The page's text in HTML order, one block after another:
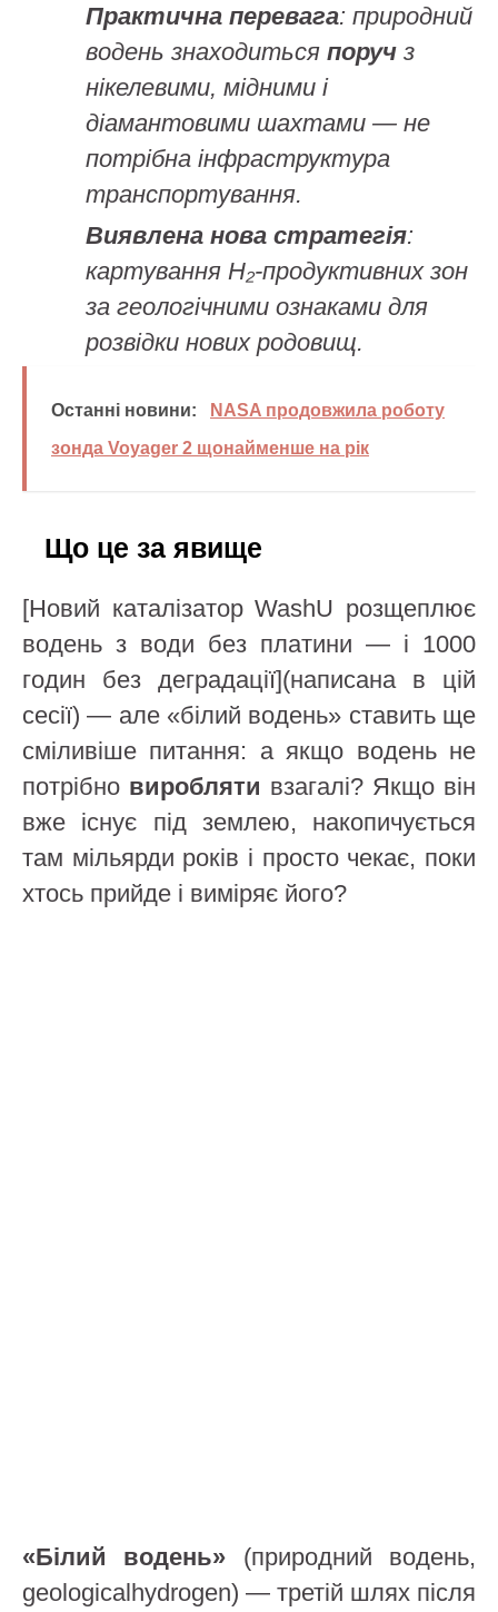
Практична перевага: природний
водень знаходитьсяпоруч з
нікелевими, мідними і
діамантовими шахтами — не
потрібна інфраструктура
транспортування.
Виявлена нова стратегія:
картування H₂-продуктивних зон
за геологічними ознаками для
розвідки нових родовищ.
Останні новини:
NASA продовжила роботу
зонда Voyager 2 щонайменше на рік
Що це за явище
[Новий каталізатор WashU розщеплює
водень з води без платини — і 1000
годин без деградації](написана в цій
сесії) — але «білий водень» ставить ще
сміливіше питання: а якщо водень не
потрібно виробляти взагалі? Якщо він
вже існує під землею, накопичується
там мільярди років і просто чекає, поки
хтось прийде і виміряє його?
«Білий водень» (природний водень,
geologicalhydrogen) — третій шлях після